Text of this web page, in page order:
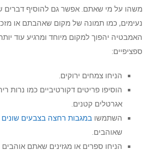
משהו על מי שאתם. אפשר גם להוסיף דברים
נעימים, כמו תמונה של מקום שאהבתם או
האמבטיה יהפוך למקום מיוחד ומרגיע עוד
ספציפיים:
הניחו צמחים ירוקים.
הוסיפו פריטים דקורטיביים כמו נרות
אגרטלים קטנים.
השתמשו במגבות רחצה בצבעים שונים
שאוהבים.
הניחו ספרים או מגזינים שאתם